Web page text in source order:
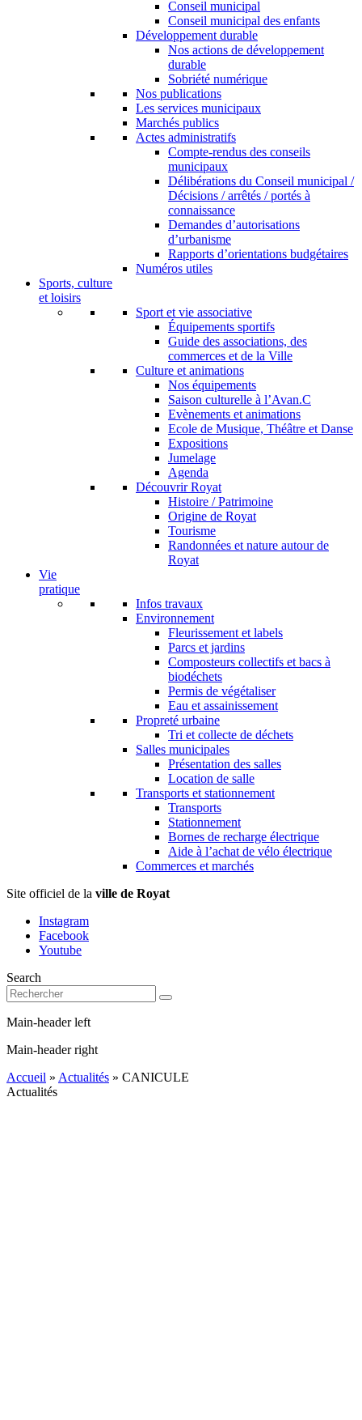
Conseil municipal
Conseil municipal des enfants
Développement durable
Nos actions de développement
durable
Sobriété numérique
Nos publications
Les services municipaux
Marchés publics
Actes administratifs
Compte-rendus des conseils
municipaux
Délibérations du Conseil municipal /
Décisions / arrêtés / portés à
connaissance
Demandes d’autorisations
d’urbanisme
Rapports d’orientations budgétaires
Numéros utiles
Sports, culture
et loisirs
Sport et vie associative
Équipements sportifs
Guide des associations, des
commerces et de la Ville
Culture et animations
Nos équipements
Saison culturelle à l’Avan.C
Evènements et animations
Ecole de Musique, Théâtre et Danse
Expositions
Jumelage
Agenda
Découvrir Royat
Histoire / Patrimoine
Origine de Royat
Tourisme
Randonnées et nature autour de
Royat
Vie
pratique
Infos travaux
Environnement
Fleurissement et labels
Parcs et jardins
Composteurs collectifs et bacs à
biodéchets
Permis de végétaliser
Eau et assainissement
Propreté urbaine
Tri et collecte de déchets
Salles municipales
Présentation des salles
Location de salle
Transports et stationnement
Transports
Stationnement
Bornes de recharge électrique
Aide à l’achat de vélo électrique
Commerces et marchés
Site officiel de la ville de Royat
Instagram
Facebook
Youtube
Search
Main-header left
Main-header right
Accueil » Actualités » CANICULE
Actualités